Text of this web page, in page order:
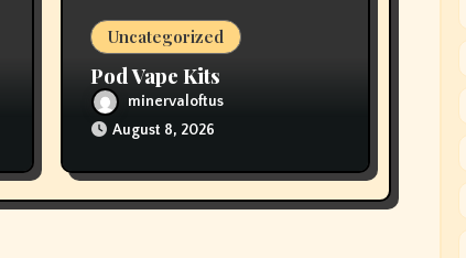
Uncategorized
Pod Vape Kits
minervaloftus
August 8, 2026